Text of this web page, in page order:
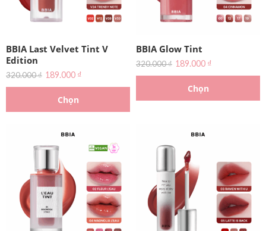
BBIA Last Velvet Tint V
Edition
320.000₫ 189.000 ₫
Chọn
BBIA Glow Tint
320.000₫ 189.000 ₫
Chọn